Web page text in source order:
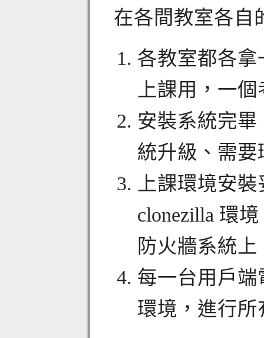
在各間教室各自
各教室都各
上課用，一
安裝系統完
統升級、需
上課環境安
clonezilla 環
防火牆系統上
每一台用戶端
環境，進行